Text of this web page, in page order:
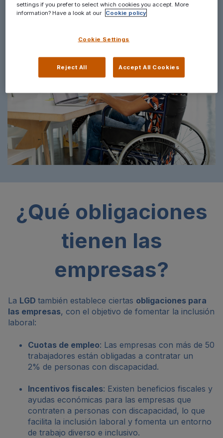
¿Qué obligaciones
tienen las
empresas?
La LGD también establece ciertas obligaciones para
las empresas, con el objetivo de fomentar la inclusión
laboral:
Cuotas de empleo: Las empresas con más de 50
trabajadores están obligadas a contratar un
2% de personas con discapacidad.
Incentivos fiscales: Existen beneficios fiscales y
ayudas económicas para las empresas que
contraten a personas con discapacidad, lo que
facilita la inclusión laboral y fomenta un entorno
de trabajo diverso e inclusivo.
settings if you prefer to select which cookies you accept. More
information? Have a look at our
Cookie policy
Cookie Settings
Reject All Accept All Cookies